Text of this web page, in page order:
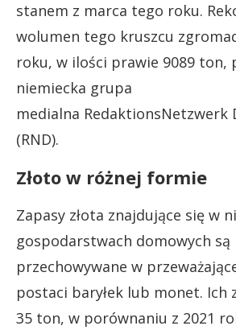
stanem z marca tego roku.
wolumen tego kruszcu
roku, w ilości prawie 9089 ton,
niemiecka grupa
medialna RedaktionsNetzwerk
(RND).
Złoto w różnej formie
Zapasy złota znajdujące się w
gospodarstwach domowych są
przechowywane w
postaci baryłek lub monet. Ich
35 ton, w porównaniu z 2021